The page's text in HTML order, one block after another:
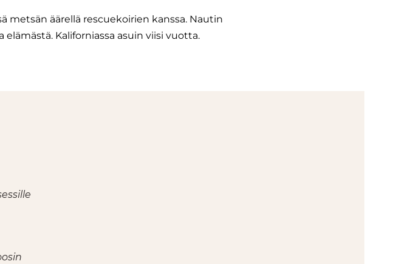
metsän äärellä rescuekoirien kanssa. Nautin
elämästä. Kaliforniassa asuin viisi vuotta.